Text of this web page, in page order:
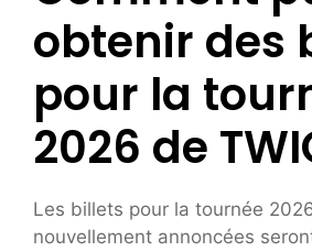
obtenir des
pour la
2026 de
Les billets pour la tournée
nouvellement annoncées